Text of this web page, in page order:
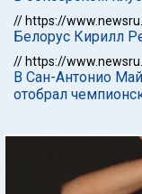
// https://
Белорус Кирилл
// https://
В Сан-Антонио
отобрал